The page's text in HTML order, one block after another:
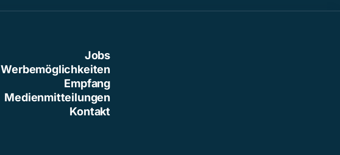
Jobs
Werbemöglichkeiten
Empfang
Medienmitteilungen
Kontakt